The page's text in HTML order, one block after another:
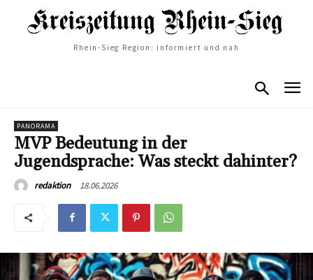
Rhein-Sieg Region: informiert und nah
PANORAMA
MVP Bedeutung in der
Jugendsprache: Was steckt dahinter?
redaktion 18.06.2026